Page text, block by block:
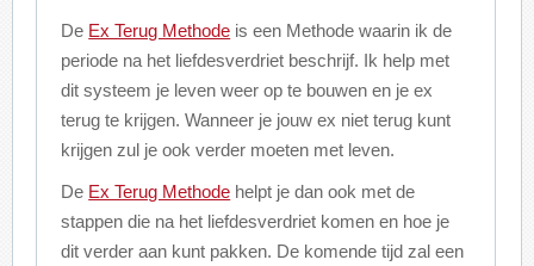
De Ex Terug Methode is een Methode waarin ik de
periode na het liefdesverdriet beschrijf. Ik help met
dit systeem je leven weer op te bouwen en je ex
terug te krijgen. Wanneer je jouw ex niet terug kunt
krijgen zul je ook verder moeten met leven.
De Ex Terug Methode helpt je dan ook met de
stappen die na het liefdesverdriet komen en hoe je
dit verder aan kunt pakken. De komende tijd zal een